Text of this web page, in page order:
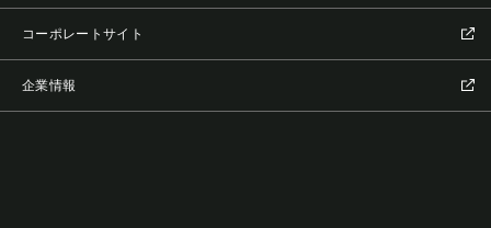
コーポレートサイト
企業情報